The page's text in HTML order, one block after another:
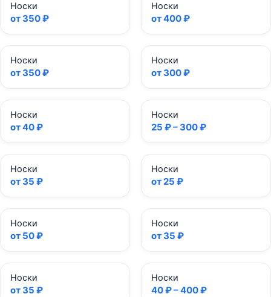
Носки
от 350 ₽
Носки
от 400 ₽
Носки
от 350 ₽
Носки
от 300 ₽
Носки
от 40 ₽
Носки
25 ₽ – 300 ₽
Носки
от 35 ₽
Носки
от 25 ₽
Носки
от 50 ₽
Носки
от 35 ₽
Носки
от 35 ₽
Носки
40 ₽ – 400 ₽